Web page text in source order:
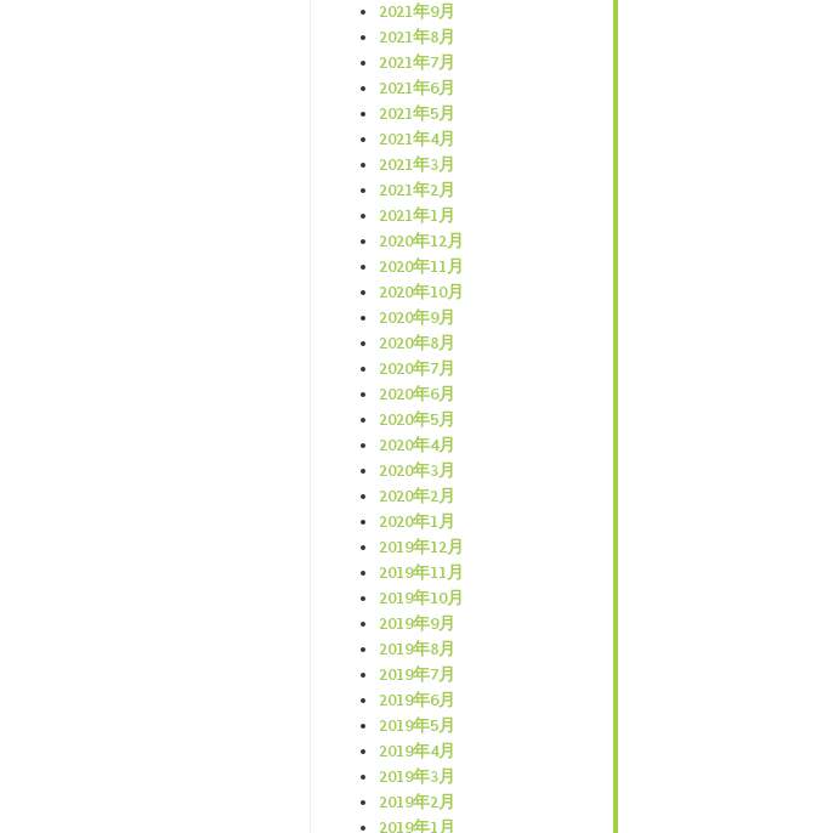
2021年9月
2021年8月
2021年7月
2021年6月
2021年5月
2021年4月
2021年3月
2021年2月
2021年1月
2020年12月
2020年11月
2020年10月
2020年9月
2020年8月
2020年7月
2020年6月
2020年5月
2020年4月
2020年3月
2020年2月
2020年1月
2019年12月
2019年11月
2019年10月
2019年9月
2019年8月
2019年7月
2019年6月
2019年5月
2019年4月
2019年3月
2019年2月
2019年1月